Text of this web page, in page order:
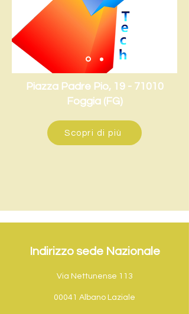
Piazza Padre Pio, 19 - 71010
Foggia (FG)
Scopri di più
Indirizzo sede Nazionale
Via Nettunense 113
00041 Albano Laziale